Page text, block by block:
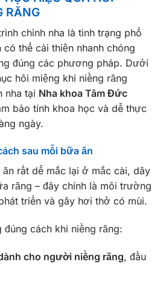
RĂNG
chỉnh nha là tình trạng phổ
thể cải thiện nhanh chóng
đúng các phương pháp. Dưới
hôi miệng khi niềng răng
nha tại Nha khoa Tâm Đức
bảo tính khoa học và dễ thực
ngày.
sau mỗi bữa ăn
rất dễ mắc lại ở mắc cài, dây
răng – đây chính là môi trường
triển và gây hơi thở có mùi.
đúng cách khi niềng răng:
cho người niềng răng, đầu